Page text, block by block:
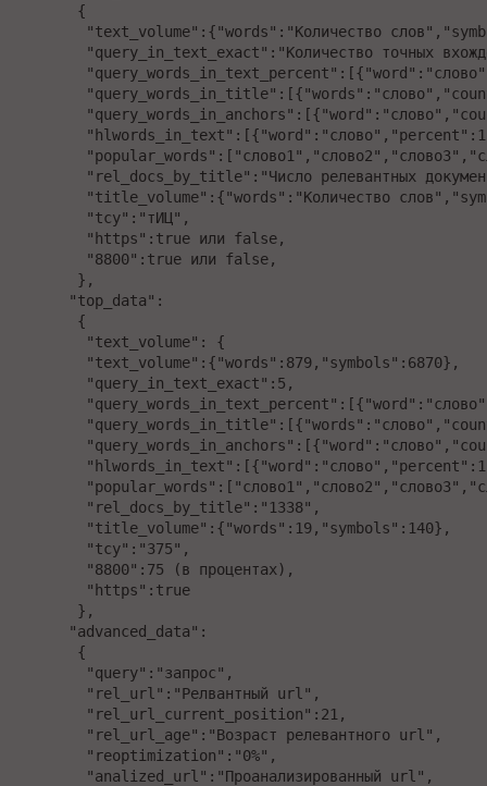
  {
"text_volume":{"words":"Количество
"query_in_text_exact":"Количество точных
"rel_docs_by_title":"Число релевантных
"title_volume":{"words":"Количество
   "tcy":"тИЦ",
"https":true или false,
   "8800":true или false,
  },
"top_data":
  {
   "text_volume": {
   "text_volume":{"words":879,"symbols":6870},
   "query_in_text_exact":5,
   "rel_docs_by_title":"1338",
   "title_volume":{"words":19,"symbols":140},
   "tcy":"375",
   "8800":75 (в процентах),
"https":true
  },
"advanced_data":
{
   "query":"запрос",
   "rel_url":"Релвантный url",
   "rel_url_current_position":21,
   "rel_url_age":"Возраст релевантного url",
   "reoptimization":"0%",
   "analized_url":"Проанализированный url",